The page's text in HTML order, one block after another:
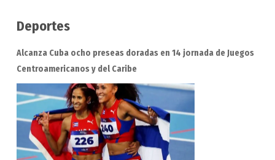
Deportes
Alcanza Cuba ocho preseas doradas en 14 jornada de Juegos
Centroamericanos y del Caribe